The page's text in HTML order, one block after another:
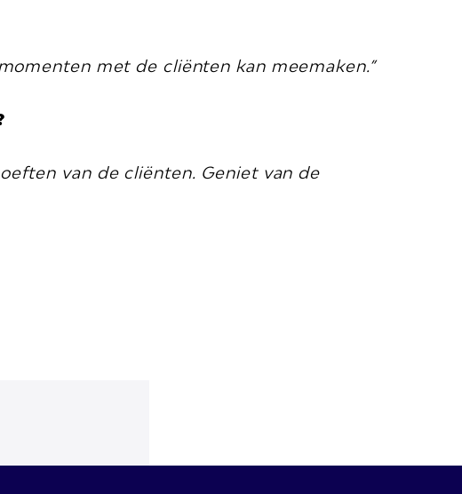
met de cliënten kan meemaken.”
van de cliënten. Geniet van de